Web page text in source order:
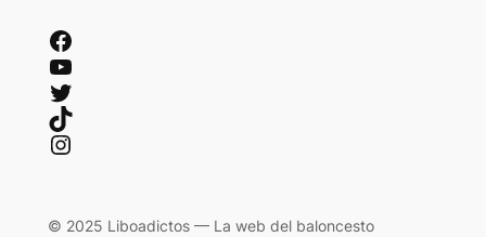
Facebook
YouTube
Twitter
TikTok
Instagram
© 2025 Liboadictos — La web del baloncesto